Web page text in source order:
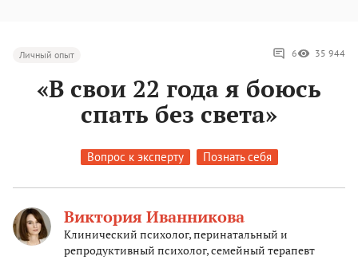
Личный опыт 6 35 944
«В свои 22 года я боюсь
спать без света»
Вопрос к эксперту Познать себя
Виктория Иванникова
Клинический психолог, перинатальный и
репродуктивный психолог, семейный терапевт